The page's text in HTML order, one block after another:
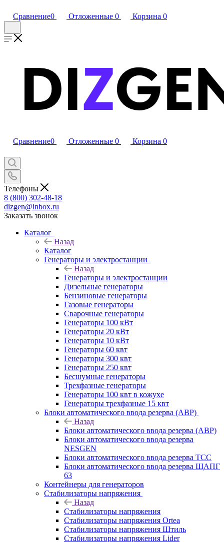
Сравнение0 Отложенные 0 Корзина 0
Сравнение0 Отложенные 0 Корзина 0
Телефоны
8 (800) 302-48-18
dizgen@inbox.ru
Заказать звонок
Каталог
Назад
Каталог
Генераторы и электростанции
Назад
Генераторы и электростанции
Дизельные генераторы
Бензиновые генераторы
Газовые генераторы
Сварочные генераторы
Генераторы 100 кВт
Генераторы 20 кВт
Генераторы 10 кВт
Генераторы 60 квт
Генераторы 300 квт
Генераторы 250 квт
Бесшумные генераторы
Трехфазные генераторы
Генераторы 100 квт в кожухе
Генераторы трехфазные 15 квт
Блоки автоматического ввода резерва (АВР)
Назад
Блоки автоматического ввода резерва (АВР)
Блоки автоматического ввода резерва
NESGEN
Блоки автоматического ввода резерва ТСС
Блоки автоматического ввода резерва ЩАПГ
63
Контейнеры для генераторов
Стабилизаторы напряжения
Назад
Стабилизаторы напряжения
Стабилизаторы напряжения Ortea
Стабилизаторы напряжения Штиль
Стабилизаторы напряжения Lider